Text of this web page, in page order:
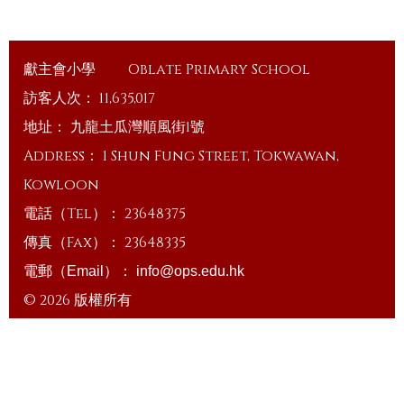
獻主會小學
Oblate Primary School
訪客人次： 11,635,017
地址： 九龍土瓜灣順風街1號
Address： 1 Shun Fung Street, Tokwawan,
Kowloon
電話（Tel）： 23648375
傳真（Fax）： 23648335
電郵（Email）： info@ops.edu.hk
© 2026 版權所有